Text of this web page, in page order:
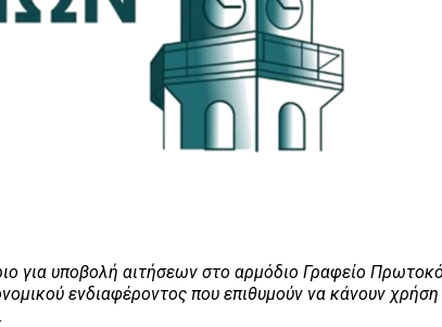
για υποβολή αιτήσεων στο αρμόδιο Γραφείο
ενδιαφέροντος που επιθυμούν να κάνουν χρήση